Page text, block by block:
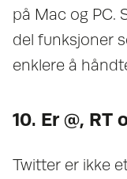
på Mac og PC.
del funksjoner
enklere å
10. Er @,
Twitter er ikke